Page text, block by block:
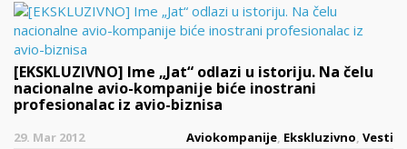
[EKSKLUZIVNO] Ime „Jat“ odlazi u istoriju. Na čelu
nacionalne avio-kompanije biće inostrani
profesionalac iz avio-biznisa
29. Mar 2012 Aviokompanije, Ekskluzivno, Vesti